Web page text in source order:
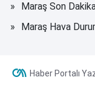
Maraş Son
Maraş Hava
Haber Portalı